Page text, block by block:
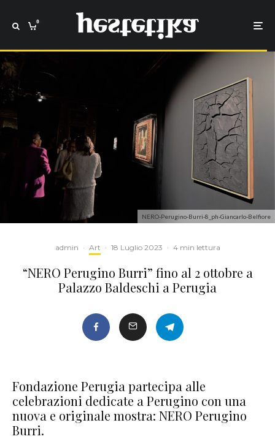
0
NERO-Perugino-Burri-8_ph-Giancarlo-Belfiore
admin · Art · 18 Luglio 2023 · 4 min lettura
“NERO Perugino Burri” fino al 2 ottobre a
Palazzo Baldeschi a Perugia
Fondazione Perugia partecipa alle
celebrazioni dedicate a Perugino con una
nuova e originale mostra: NERO Perugino
Burri.